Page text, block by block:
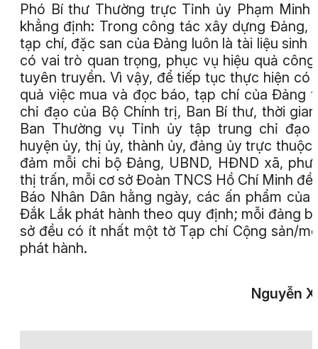
Phó Bí thư Thường trực Tỉnh ủy Phạm Minh
khẳng định: Trong công tác xây dựng Đảng,
tạp chí, đặc san của Đảng luôn là tài liệu sinh
có vai trò quan trọng, phục vụ hiệu quả
tuyên truyền. Vì vậy, để tiếp tục thực hiện có
quả việc mua và đọc báo, tạp chí của Đảng
chỉ đạo của Bộ Chính trị, Ban Bí thư, thời
Ban Thường vụ Tỉnh ủy tập trung chỉ đạo
huyện ủy, thị ủy, thành ủy, đảng ủy trực thuộc
đảm mỗi chi bộ Đảng, UBND, HĐND xã,
thị trấn, mỗi cơ sở Đoàn TNCS Hồ Chí Minh
Báo Nhân Dân hằng ngày, các ấn phẩm của
Đắk Lắk phát hành theo quy định; mỗi đảng
sở đều có ít nhất một tờ Tạp chí Cộng sản/
phát hành.
Nguyễn